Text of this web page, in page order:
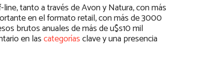
tanto a través de Avon y Natura, con más
en el formato retail, con más de 3000
brutos anuales de más de u$s10 mil
en lascategoríasclave y una presencia